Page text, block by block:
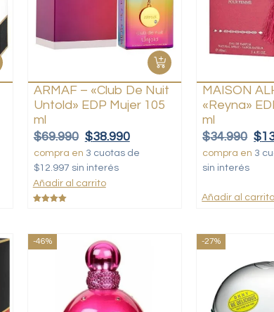
ARMAF – «Club De Nuit
Untold» EDP Mujer 105
ml
$69.990 $38.990
compra en 3 cuotas de
$12.997 sin interés
Añadir al carrito
MAISON
«Reyna»
ml
$34.990 $
compra en 3
sin interés
Añadir al carrito
-46% -27%